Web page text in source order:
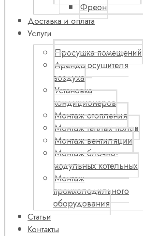
Фреон
Доставка и оплата
Услуги
Просушка помещений
Аренда осушителя
воздуха
Установка
кондиционеров
Монтаж отопления
Монтаж теплых полов
Монтаж вентиляции
Монтаж блочно-
модульных котельных
Монтаж
промхолодильного
оборудования
Статьи
Контакты